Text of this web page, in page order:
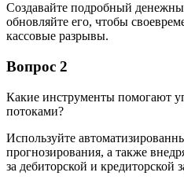
Создавайте подробный
обновляйте его, чтобы
кассовые разрывы.
Вопрос 2
Какие инструменты помогают
потоками?
Используйте
прогнозирования, а также
за дебиторской и кредиторской